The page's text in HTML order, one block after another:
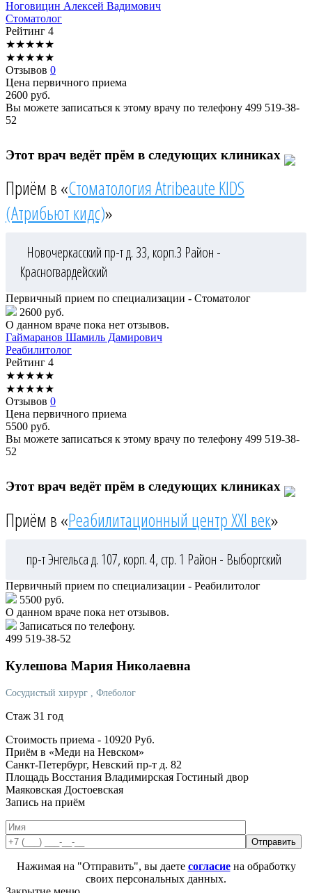
Ноговицин Алексей Вадимович
Стоматолог
Рейтинг 4
★★★★★
★★★★★
Отзывов 0
Цена первичного приема
2600 руб.
Вы можете записаться к этому врачу по телефону 499 519-38-
52
Этот врач ведёт прём в следующих клиниках
Приём в «Стоматология Atribeaute KIDS
(Атрибьют кидс)»
Новочеркасский пр-т д. 33, корп.3 Район -
Красногвардейский
Первичный прием по специализации - Стоматолог
2600 руб.
О данном враче пока нет отзывов.
Гаймаранов Шамиль Дамирович
Реабилитолог
Рейтинг 4
★★★★★
★★★★★
Отзывов 0
Цена первичного приема
5500 руб.
Вы можете записаться к этому врачу по телефону 499 519-38-
52
Этот врач ведёт прём в следующих клиниках
Приём в «Реабилитационный центр XXI век»
пр-т Энгельса д. 107, корп. 4, стр. 1 Район - Выборгский
Первичный прием по специализации - Реабилитолог
5500 руб.
О данном враче пока нет отзывов.
Записаться по телефону.
499 519-38-52
Кулешова Мария Николаевна
Сосудистый хирург , Флеболог
Стаж 31 год
Стоимость приема - 10920 Руб.
Приём в «Меди на Невском»
Санкт-Петербург, Невский пр-т д. 82
Площадь Восстания Владимирская Гостиный двор
Маяковская Достоевская
Запись на приём
Нажимая на "Отправить", вы даете согласиена обработку
своих персональных данных.